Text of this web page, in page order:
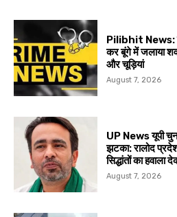
Pilibhit News:
कर बूंगे में जलाया
और चूड़ियां
August 7, 2026
UP News यूपी
झटका: रालोद प्रदेश
सिद्धांतों का हवाला
August 7, 2026